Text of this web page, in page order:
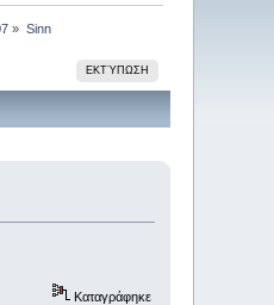
» Sinn
ΕΚΤΎΠΩΣΗ
Καταγράφηκε